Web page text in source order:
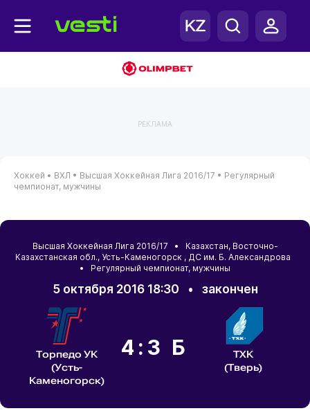
РЕКЛАМА
Хоккей • ВХЛ • Высшая Хоккейная Лига 2016/17 • Регулярный
чемпионат, мужчины
Высшая Хоккейная Лига 2016/17 • Казахстан, Восточно-
Казахстанская обл., Усть-Каменогорск , ДС им. Б. Александрова
• Регулярный чемпионат, мужчины
5 октября 2016 18:30 • закончен
Торпедо УК
(Усть-
Каменогорск)
4:3 Б
ТХК
(Тверь)